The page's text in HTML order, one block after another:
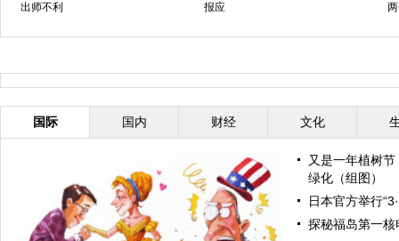
两会上的
国际 国内 财经 文化
又是一年植树
绿化（组图）
日本官方举行
探秘福岛第一